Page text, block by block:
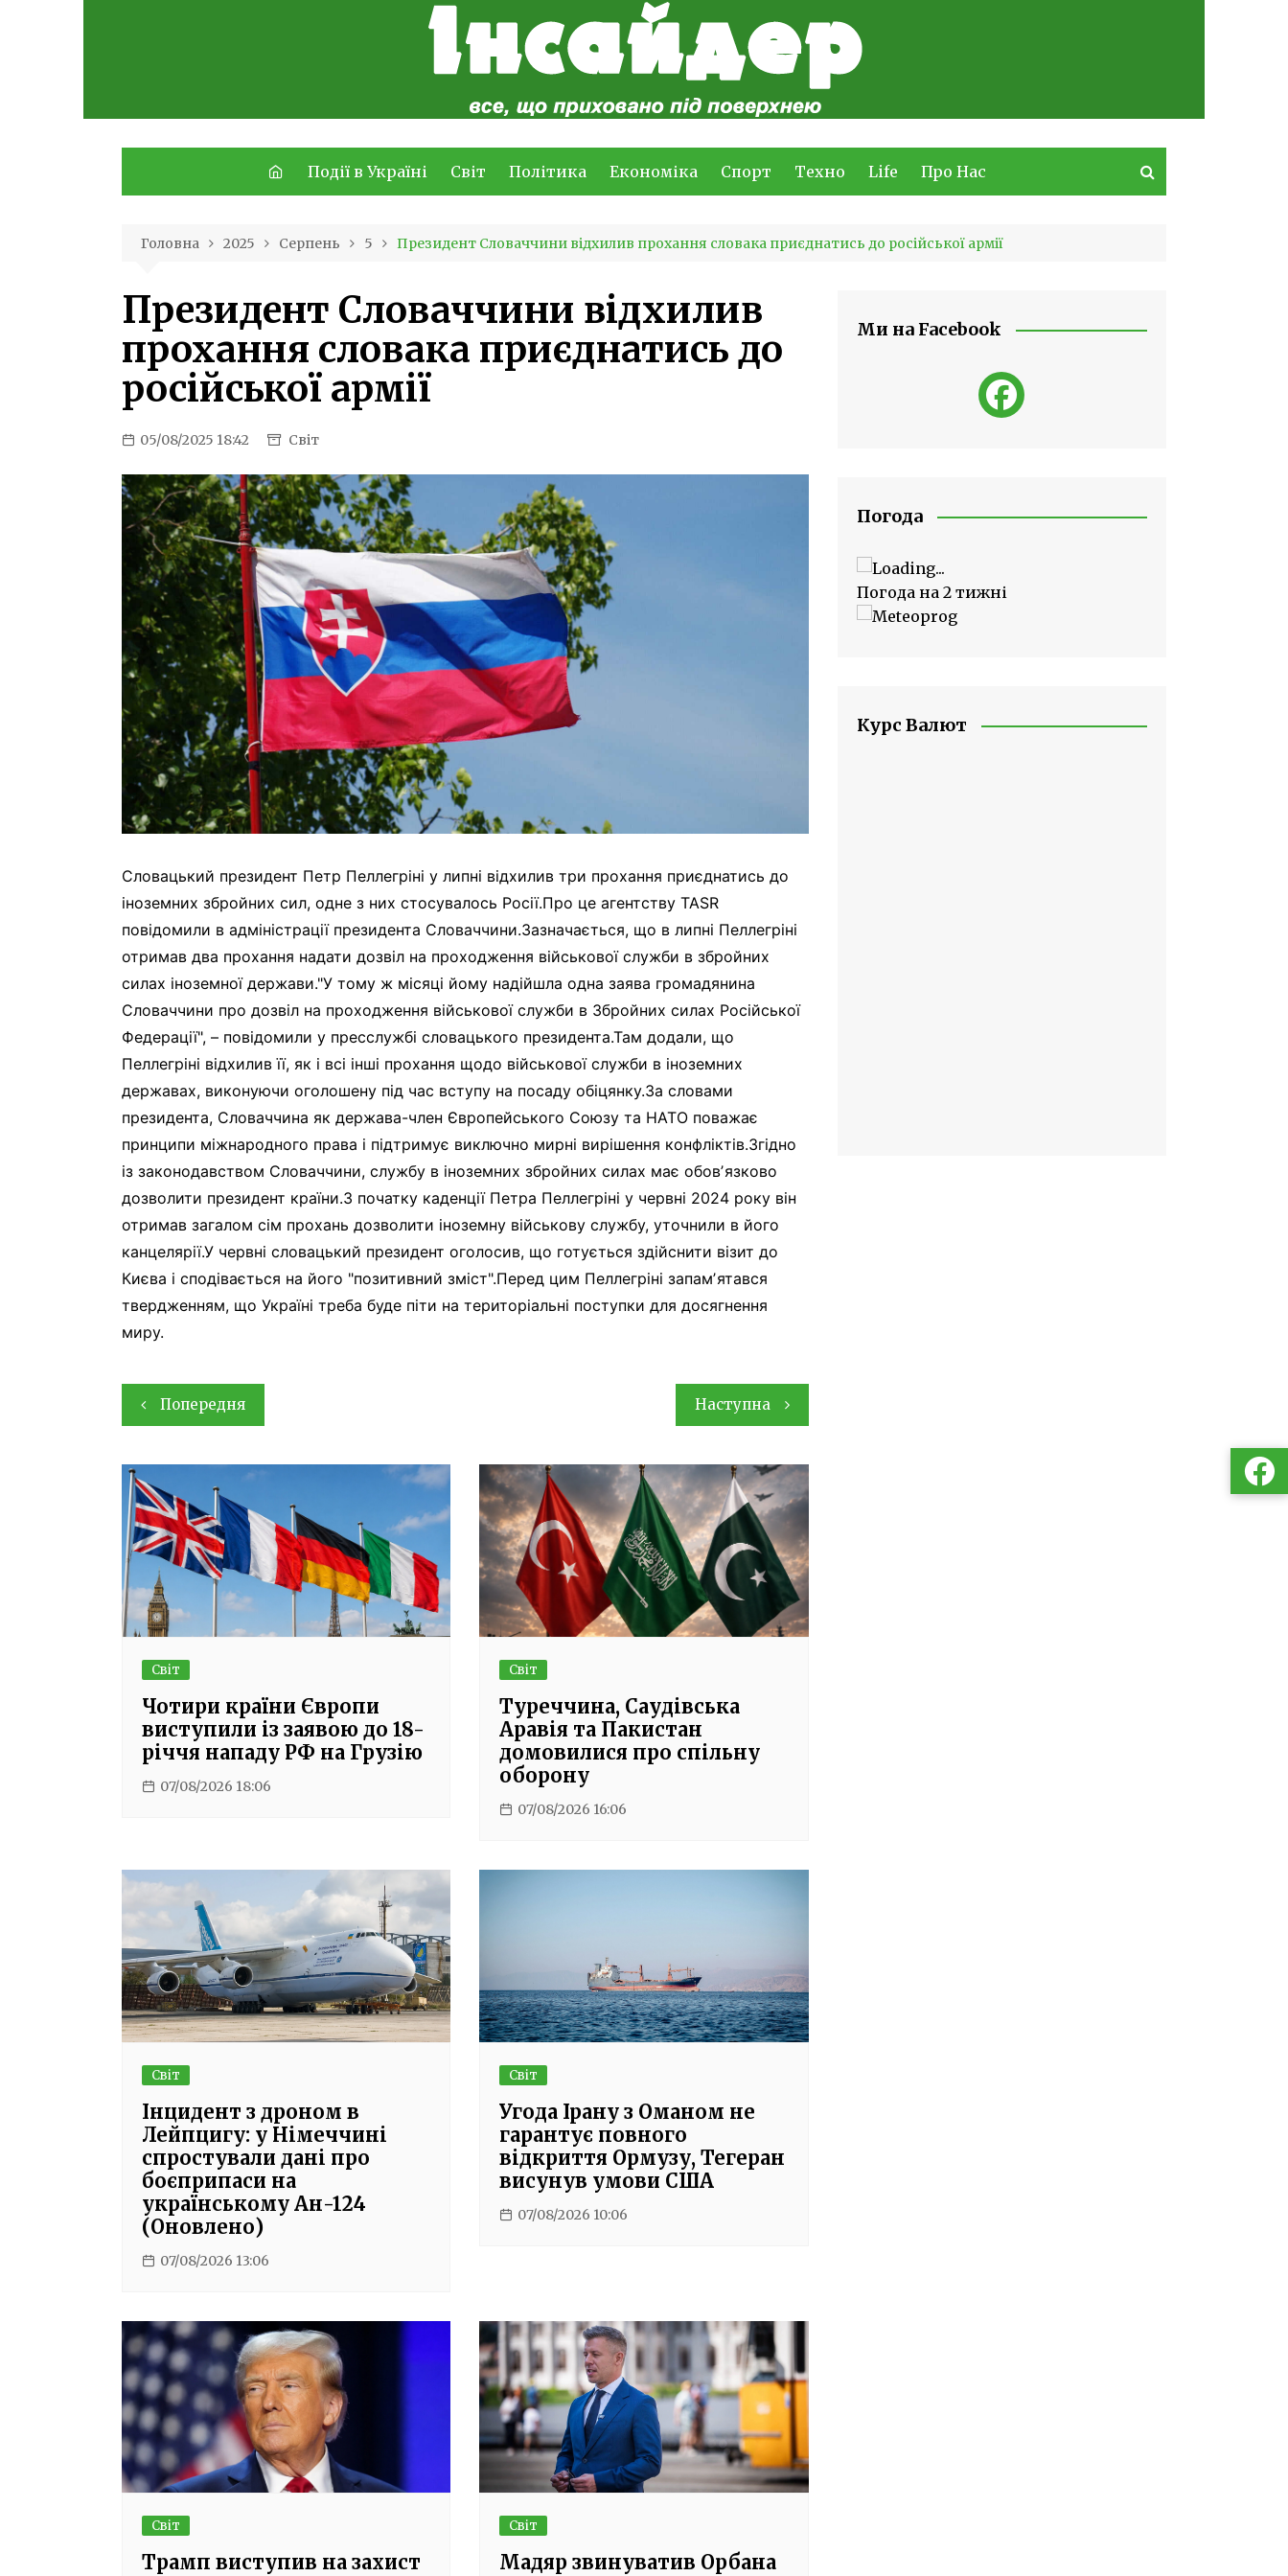
Події в Україні Світ Політика Економіка Спорт Техно Life Про Нас
Головна 2025 Серпень 5 Президент Словаччини відхилив прохання словака приєднатись до російської армії
Президент Словаччини відхилив
прохання словака приєднатись до
російської армії
05/08/2025 18:42 Світ
Словацький президент Петр Пеллегріні у липні відхилив три прохання приєднатись до
іноземних збройних сил, одне з них стосувалось Росії.Про це агентству TASR
повідомили в адміністрації президента Словаччини.Зазначається, що в липні Пеллегріні
отримав два прохання надати дозвіл на проходження військової служби в збройних
силах іноземної держави."У тому ж місяці йому надійшла одна заява громадянина
Словаччини про дозвіл на проходження військової служби в Збройних силах Російської
Федерації", – повідомили у пресслужбі словацького президента.Там додали, що
Пеллегріні відхилив її, як і всі інші прохання щодо військової служби в іноземних
державах, виконуючи оголошену під час вступу на посаду обіцянку.За словами
президента, Словаччина як держава-член Європейського Союзу та НАТО поважає
принципи міжнародного права і підтримує виключно мирні вирішення конфліктів.Згідно
із законодавством Словаччини, службу в іноземних збройних силах має обовʼязково
дозволити президент країни.З початку каденції Петра Пеллегріні у червні 2024 року він
отримав загалом сім прохань дозволити іноземну військову службу, уточнили в його
канцелярії.У червні словацький президент оголосив, що готується здійснити візит до
Києва і сподівається на його "позитивний зміст".Перед цим Пеллегріні запамʼятався
твердженням, що Україні треба буде піти на територіальні поступки для досягнення
миру.
Навігація
записів
Попередня Наступна
Світ
Чотири країни Європи
виступили із заявою до 18-
річчя нападу РФ на Грузію
07/08/2026 18:06
Світ
Туреччина, Саудівська
Аравія та Пакистан
домовилися про спільну
оборону
07/08/2026 16:06
Світ
Інцидент з дроном в
Лейпцигу: у Німеччині
спростували дані про
боєприпаси на
українському Ан-124
(Оновлено)
07/08/2026 13:06
Світ
Угода Ірану з Оманом не
гарантує повного
відкриття Ормузу, Тегеран
висунув умови США
07/08/2026 10:06
Світ
Трамп виступив на захист
Світ
Мадяр звинуватив Орбана
Ми на Facebook
Погода
Погода на 2 тижні
Курс Валют